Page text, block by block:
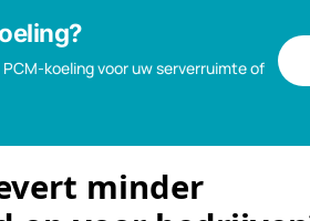
Systemen die volledig
Dat verhoogt de
koeling?